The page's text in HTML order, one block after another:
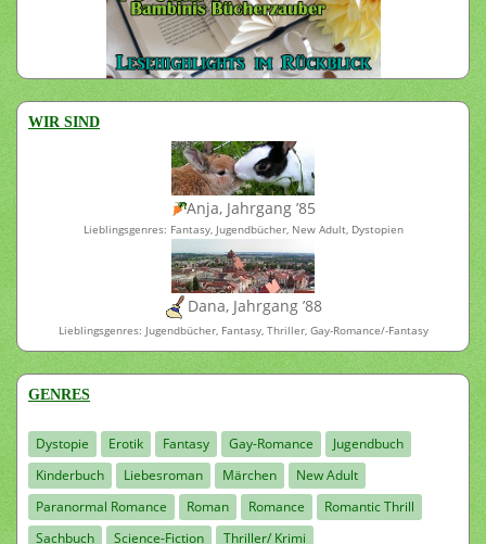
WIR SIND
Anja, Jahrgang ’85
Lieblingsgenres: Fantasy, Jugendbücher, New Adult, Dystopien
Dana, Jahrgang ’88
Lieblingsgenres: Jugendbücher, Fantasy, Thriller, Gay-Romance/-Fantasy
GENRES
Dystopie Erotik Fantasy Gay-Romance
Jugendbuch
Kinderbuch
Liebesroman Märchen
New Adult
Paranormal Romance
Roman Romance
Romantic Thrill
Sachbuch
Science-Fiction Thriller/ Krimi